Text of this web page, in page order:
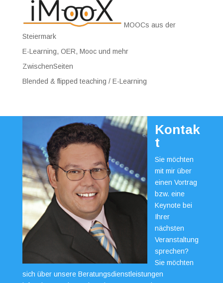
MOOCs aus der
Steiermark
E-Learning, OER, Mooc und mehr
ZwischenSeiten
Blended & flipped teaching / E-Learning
Kontak
t
Sie möchten
mit mir über
einen Vortrag
bzw. eine
Keynote bei
Ihrer
nächsten
Veranstaltung
sprechen?
Sie möchten
sich über unsere Beratungsdienstleistungen